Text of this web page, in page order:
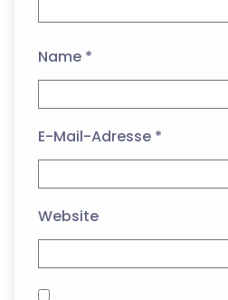
Name *
E-Mail-Adresse *
Website